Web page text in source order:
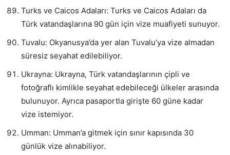
Turks ve Caicos Adaları: Turks ve Caicos Adaları da
Türk vatandaşlarına 90 gün için vize muafiyeti sunuyor.
Tuvalu: Okyanusya’da yer alan Tuvalu’ya vize almadan
süresiz seyahat edilebiliyor.
Ukrayna: Ukrayna, Türk vatandaşlarının çipli ve
fotoğraflı kimlikle seyahat edebileceği ülkeler arasında
bulunuyor. Ayrıca pasaportla girişte 60 güne kadar
vize istemiyor.
Umman: Umman’a gitmek için sınır kapısında 30
günlük vize alınabiliyor.